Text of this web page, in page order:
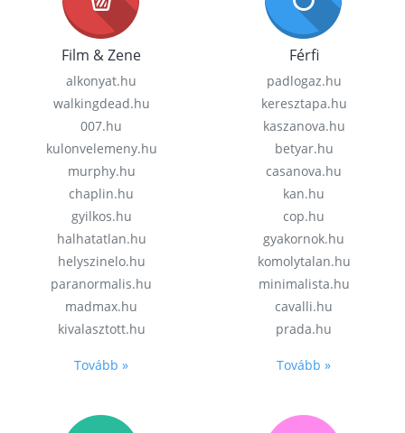
Film & Zene
alkonyat.hu
walkingdead.hu
007.hu
kulonvelemeny.hu
murphy.hu
chaplin.hu
gyilkos.hu
halhatatlan.hu
helyszinelo.hu
paranormalis.hu
madmax.hu
kivalasztott.hu
Tovább »
Férfi
padlogaz.hu
keresztapa.hu
kaszanova.hu
betyar.hu
casanova.hu
kan.hu
cop.hu
gyakornok.hu
komolytalan.hu
minimalista.hu
cavalli.hu
prada.hu
Tovább »